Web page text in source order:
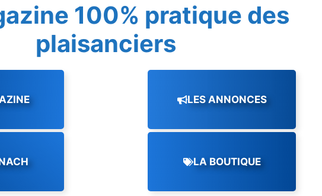
100% pratique des
plaisanciers
LES ANNONCES
LA BOUTIQUE